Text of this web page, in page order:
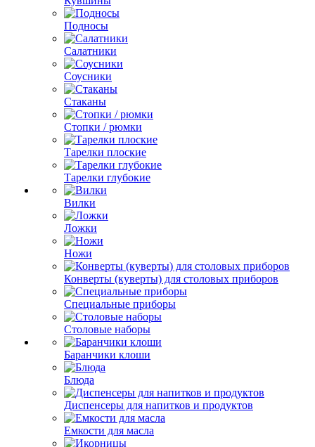
Подносы
Салатники
Соусники
Стаканы
Стопки / рюмки
Тарелки плоские
Тарелки глубокие
Вилки
Ложки
Ножи
Конверты (куверты) для столовых приборов
Специальные приборы
Столовые наборы
Баранчики клоши
Блюда
Диспенсеры для напитков и продуктов
Емкости для масла